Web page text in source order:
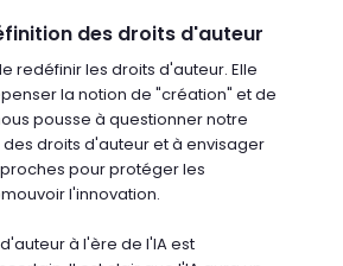
des droits d'auteur
redéfinir les droits d'auteur. Elle
la notion de "création" et de
pousse à questionner notre
droits d'auteur et à envisager
pour protéger les
l'innovation.
à l'ère de l'IA est